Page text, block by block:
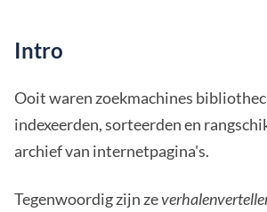
Intro
Ooit waren zoekmachines
indexeerden, sorteerden en
archief van internetpagina's.
Tegenwoordig zijn ze